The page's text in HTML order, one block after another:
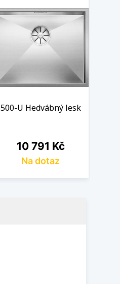
500-U Hedvábný lesk
Cena
10 791 Kč
Na dotaz